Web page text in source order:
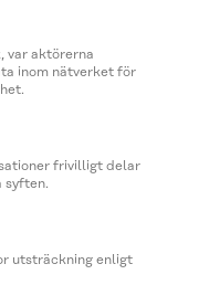
var aktörerna
inom nätverket för
frivilligt delar
syften.
utsträckning enligt